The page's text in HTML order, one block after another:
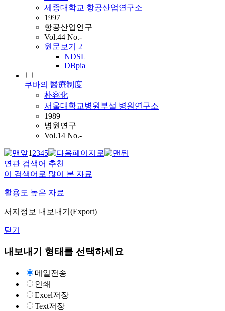
세종대학교 항공산업연구소
1997
항공산업연구
Vol.44 No.-
원문보기 2
NDSL
DBpia
쿠바의 醫療制度
朴容化
서울대학교병원부설 병원연구소
1989
병원연구
Vol.14 No.-
12345
연관 검색어 추천
이 검색어로 많이 본 자료
활용도 높은 자료
서지정보 내보내기(Export)
닫기
내보내기 형태를 선택하세요
메일전송
인쇄
Excel저장
Text저장